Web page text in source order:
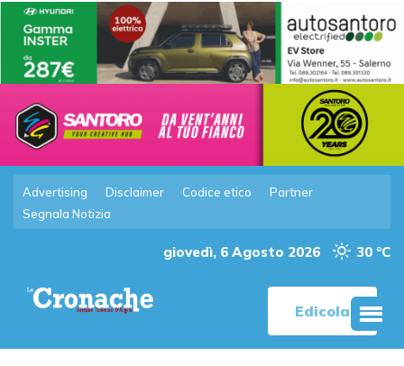
Advertising Disclaimer Codice etico
Partner
Segnala Notizia
giovedì, 6 Agosto 2026 30 °C
Edicola